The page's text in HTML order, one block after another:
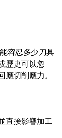
容忍多少刀具
歷史可以忽
切削應力。
直接影響加工